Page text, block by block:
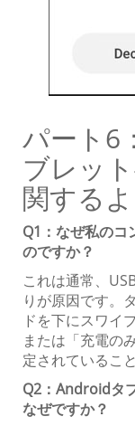
パート6
ブレッ
関する
Q1：なぜ私のコ
のですか？
これは通常、
りが原因です。
ドを下にスワイ
または「充電の
定されているこ
Q2：Androidタ
なぜですか？